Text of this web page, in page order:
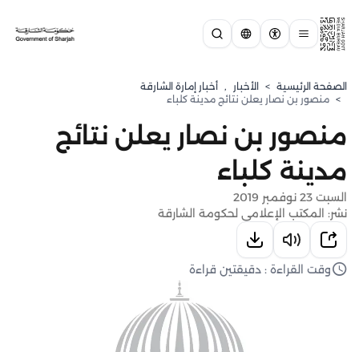
الصفحة الرئيسية > الأخبار , أخبار إمارة الشارقة
> منصور بن نصار يعلن نتائج مدينة كلباء
منصور بن نصار يعلن نتائج
مدينة كلباء
السبت 23 نوفمبر 2019
نشر: المكتب الإعلامي لحكومة الشارقة
وقت القراءة : دقيقتين قراءة